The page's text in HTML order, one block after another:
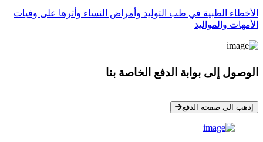
الأخطاء الطبية في طب التوليد وأمراض النساء وأثرها على وفيات
الأمهات والمواليد
الوصول إلى بوابة الدفع الخاصة بنا
إذهب الي صفحة الدفع